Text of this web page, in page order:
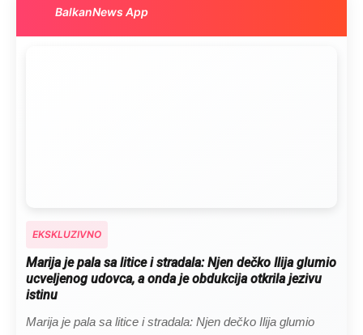
BalkanNews App
EKSKLUZIVNO
Marija je pala sa litice i stradala: Njen dečko Ilija glumio
ucveljenog udovca, a onda je obdukcija otkrila jezivu
istinu
Marija je pala sa litice i stradala: Njen dečko Ilija glumio